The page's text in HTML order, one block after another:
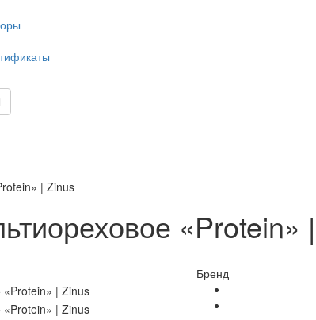
| Zinus
«Protein»
Бренд